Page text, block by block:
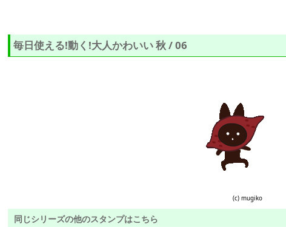
毎日使える!動く!大人かわいい 秋 / 06
(c) mugiko
同じシリーズの他のスタンプはこちら